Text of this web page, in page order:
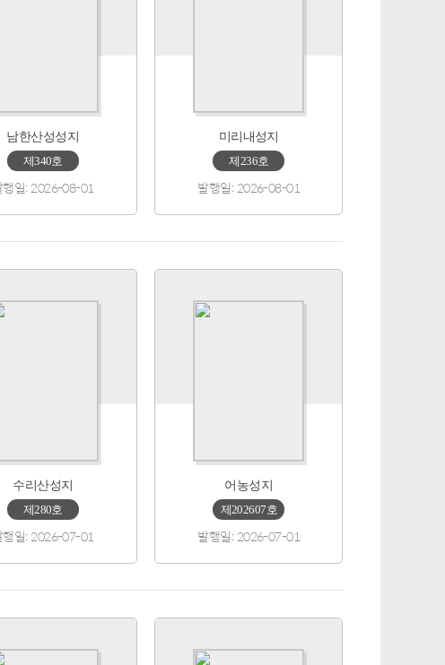
남한산성성지
제340호
행일: 2026-08-01
미리내성지
제236호
발행일: 2026-08-01
수리산성지
제280호
행일: 2026-07-01
어농성지
제202607호
발행일: 2026-07-01